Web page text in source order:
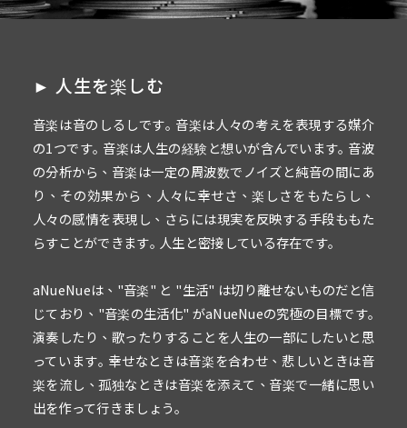
► 人生を楽しむ
音楽は音のしるしです｡ 音楽は人々の考えを表現する媒介
の1つです｡ 音楽は人生の経験と想いが含んでいます｡ 音波
の分析から、音楽は一定の周波数でノイズと純音の間にあ
り、その効果から、人々に幸せさ、楽しさをもたらし、
人々の感情を表現し、さらには現実を反映する手段ももた
らすことができます｡ 人生と密接している存在です｡
aNueNueは、"音楽" と "生活" は切り離せないものだと信
じており、"音楽の生活化" がaNueNueの究極の目標です｡
演奏したり、歌ったりすることを人生の一部にしたいと思
っています｡ 幸せなときは音楽を合わせ、悲しいときは音
楽を流し、孤独なときは音楽を添えて、音楽で一緒に思い
出を作って行きましょう｡